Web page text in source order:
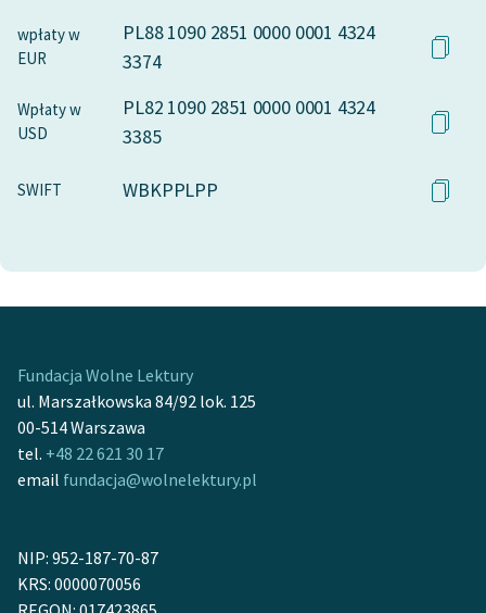
wpłaty w
EUR
PL88 1090 2851 0000 0001 4324
3374
Wpłaty w
USD
PL82 1090 2851 0000 0001 4324
3385
SWIFT WBKPPLPP
Fundacja Wolne Lektury
ul. Marszałkowska 84/92 lok. 125
00-514 Warszawa
tel. +48 22 621 30 17
email fundacja@wolnelektury.pl
NIP: 952-187-70-87
KRS: 0000070056